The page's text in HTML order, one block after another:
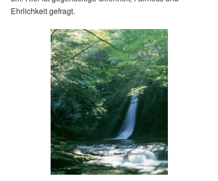
Ehrlichkeit gefragt.